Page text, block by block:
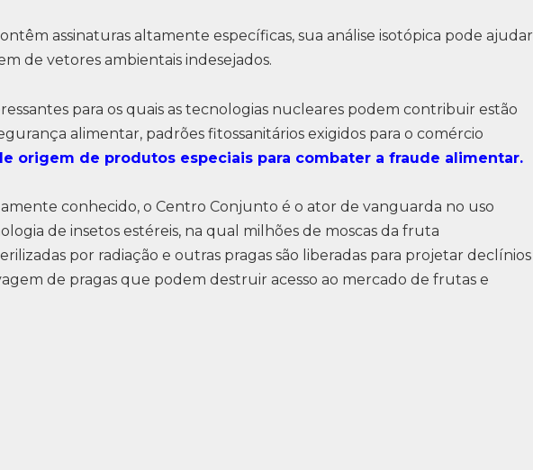
assinaturas altamente específicas, sua análise isotópica pode ajudar
de vetores ambientais indesejados.
para os quais as tecnologias nucleares podem contribuir estão
alimentar, padrões fitossanitários exigidos para o comércio
origem de produtos especiais para combater a fraude alimentar.
conhecido, o Centro Conjunto é o ator de vanguarda no uso
de insetos estéreis, na qual milhões de moscas da fruta
por radiação e outras pragas são liberadas para projetar declínios
de pragas que podem destruir acesso ao mercado de frutas e